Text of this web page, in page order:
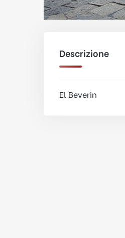
Descrizione
El Beverin